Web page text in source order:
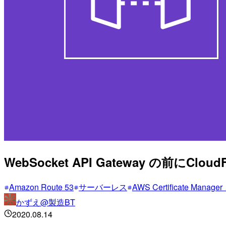
WebSocket API Gateway の前に
Amazon Route 53 サーバーレス AWS Certificate Manager
かずえ@製造BT
2020.08.14